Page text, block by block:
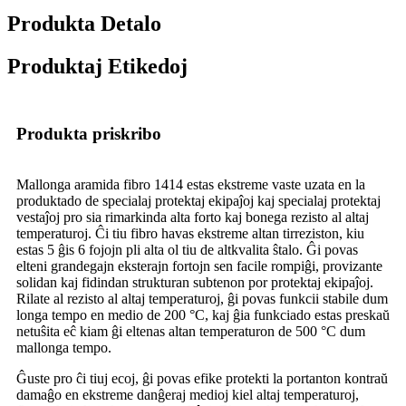
Produkta Detalo
Produktaj Etikedoj
Produkta priskribo
Mallonga aramida fibro 1414 estas ekstreme vaste uzata en la
produktado de specialaj protektaj ekipaĵoj kaj specialaj protektaj
vestaĵoj pro sia rimarkinda alta forto kaj bonega rezisto al altaj
temperaturoj. Ĉi tiu fibro havas ekstreme altan tirreziston, kiu
estas 5 ĝis 6 fojojn pli alta ol tiu de altkvalita ŝtalo. Ĝi povas
elteni grandegajn eksterajn fortojn sen facile rompiĝi, provizante
solidan kaj fidindan strukturan subtenon por protektaj ekipaĵoj.
Rilate al rezisto al altaj temperaturoj, ĝi povas funkcii stabile dum
longa tempo en medio de 200 °C, kaj ĝia funkciado estas preskaŭ
netuŝita eĉ kiam ĝi eltenas altan temperaturon de 500 °C dum
mallonga tempo.
Ĝuste pro ĉi tiuj ecoj, ĝi povas efike protekti la portanton kontraŭ
damaĝo en ekstreme danĝeraj medioj kiel altaj temperaturoj,